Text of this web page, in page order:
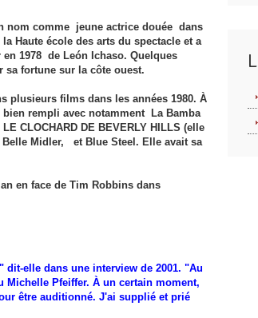
nom comme jeune actrice douée dans
Haute école des arts du spectacle et a
1978 de León Ichaso. Quelques
fortune sur la côte ouest.
plusieurs films dans les années 1980. À
rempli avec notamment La Bamba
CLOCHARD DE BEVERLY HILLS (elle
Midler, et Blue Steel. Elle avait sa
en face de Tim Robbins dans
elle dans une interview de 2001. "Au
Pfeiffer. À un certain moment,
être auditionné. J'ai supplié et prié